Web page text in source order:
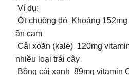
Ví dụ:
Ớt chuông đỏ Khoảng 152mg
ần cam
Cải xoăn (kale) 120mg
nhiều loại trái cây
Bông cải xanh 89mg vitamin